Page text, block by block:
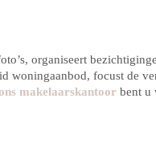
organiseert
woningaanbod, focust de
makelaarskantoor bent u